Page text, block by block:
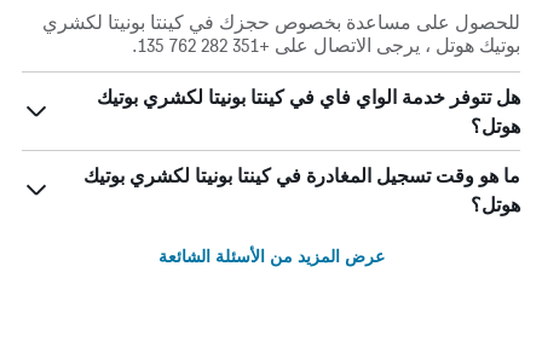
للحصول على مساعدة بخصوص حجزك في كينتا بونيتا لكشري
بوتيك هوتل ، يرجى الاتصال على +351 282 762 135.
هل تتوفر خدمة الواي فاي في كينتا بونيتا لكشري بوتيك
هوتل؟
ما هو وقت تسجيل المغادرة في كينتا بونيتا لكشري بوتيك
هوتل؟
عرض المزيد من الأسئلة الشائعة